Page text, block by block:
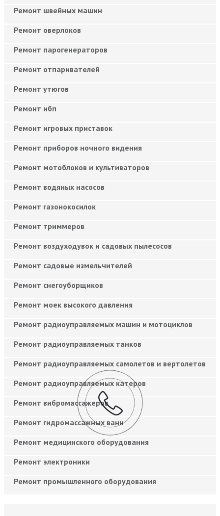
Ремонт швейных машин
Ремонт оверлоков
Ремонт парогенераторов
Ремонт отпаривателей
Ремонт утюгов
Ремонт ибп
Ремонт игровых приставок
Ремонт приборов ночного видения
Ремонт мотоблоков и культиваторов
Ремонт водяных насосов
Ремонт газонокосилок
Ремонт триммеров
Ремонт воздуходувок и садовых пылесосов
Ремонт садовые измельчителей
Ремонт снегоуборщиков
Ремонт моек высокого давления
Ремонт радиоуправляемых машин и мотоциклов
Ремонт радиоуправляемых танков
Ремонт радиоуправляемых самолетов и вертолетов
Ремонт радиоуправляемых катеров
Ремонт вибромассажеров
Ремонт гидромассажных ванн
Ремонт медицинского оборудования
Ремонт электроники
Ремонт промышленного оборудования